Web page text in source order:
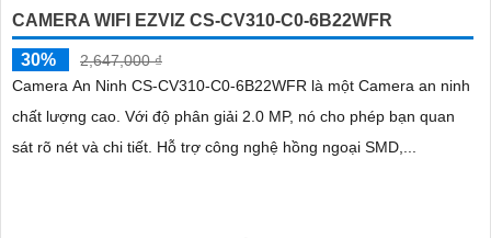
CAMERA WIFI EZVIZ CS-CV310-C0-6B22WFR
30%
2,647,000 ₫
Camera An Ninh CS-CV310-C0-6B22WFR là một Camera an ninh
chất lượng cao. Với độ phân giải 2.0 MP, nó cho phép bạn quan
sát rõ nét và chi tiết. Hỗ trợ công nghệ hồng ngoại SMD,...